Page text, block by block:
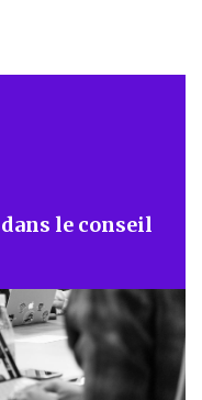
le conseil